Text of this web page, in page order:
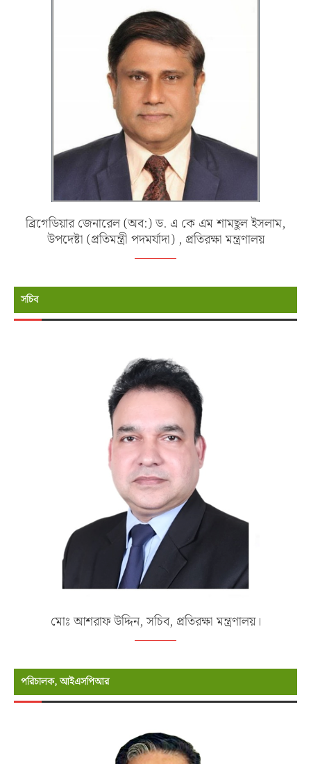
ব্রিগেডিয়ার জেনারেল (অব:) ড. এ কে এম শামছুল ইসলাম,
উপদেষ্টা (প্রতিমন্ত্রী পদমর্যাদা) , প্রতিরক্ষা মন্ত্রণালয়
সচিব
মোঃ আশরাফ উদ্দিন, সচিব, প্রতিরক্ষা মন্ত্রণালয়।
পরিচালক, আইএসপিআর